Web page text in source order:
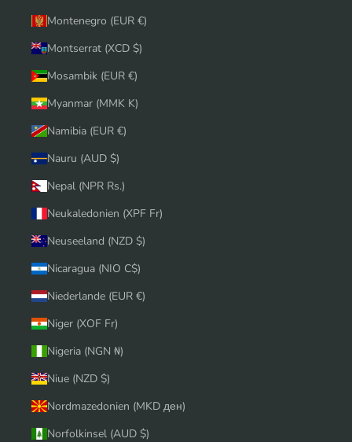
Montenegro (EUR €)
Montserrat (XCD $)
Mosambik (EUR €)
Myanmar (MMK K)
Namibia (EUR €)
Nauru (AUD $)
Nepal (NPR Rs.)
Neukaledonien (XPF Fr)
Neuseeland (NZD $)
Nicaragua (NIO C$)
Niederlande (EUR €)
Niger (XOF Fr)
Nigeria (NGN ₦)
Niue (NZD $)
Nordmazedonien (MKD ден)
Norfolkinsel (AUD $)